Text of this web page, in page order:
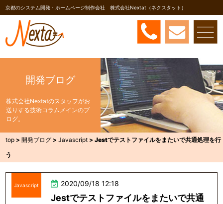
京都のシステム開発・ホームページ制作会社 株式会社Nextat（ネクスタット）
開発ブログ
株式会社Nextatのスタッフがお
送りする技術コラムメインのブ
ログ。
top >開発ブログ >Javascript >Jestでテストファイルをまたいで共通処理を行
う
Javascript 2020/09/18 12:18
Jestでテストファイルをまたいで共通